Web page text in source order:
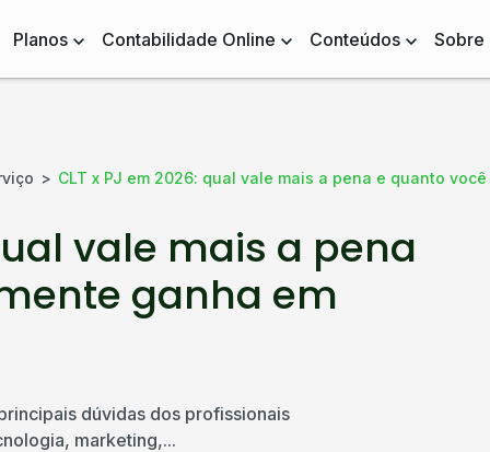
Planos Contabilidade Online Conteúdos Sobre
CLT x PJ em 2026: qual vale mais a pena e quanto
vale mais a pena
ganha em
dúvidas dos profissionais
marketing,...